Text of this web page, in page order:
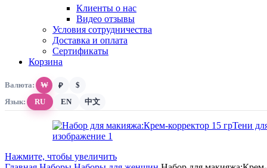
Клиенты о нас
Видео отзывы
Условия сотрудничества
Доставка и оплата
Сертификаты
Корзина
Валюта: ₩ ₽
$
Язык:
RU EN 中文
Нажмите, чтобы увеличить